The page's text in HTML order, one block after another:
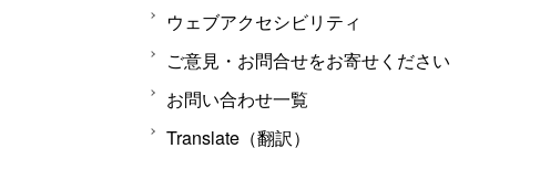
ウェブアクセシビリティ
ご意見・お問合せをお寄せください
お問い合わせ一覧
Translate（翻訳）